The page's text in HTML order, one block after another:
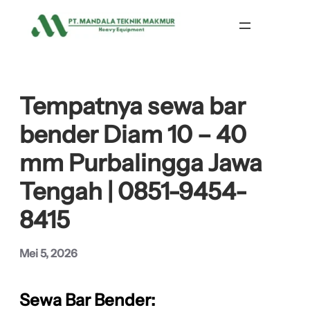
Tempatnya sewa bar
bender Diam 10 – 40
mm Purbalingga Jawa
Tengah | 0851-9454-
8415
Mei 5, 2026
Sewa Bar Bender: